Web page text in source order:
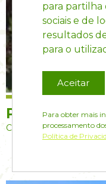
Palheiros da
Carvoeiro
para partilha
sociais e de
resultados
para o
Aceitar
Para obter mais
processamento
Política de